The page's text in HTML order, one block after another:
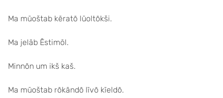
Ma mūoštab kēratõ lūoltõkši.
Ma jelāb Ēstimōl.
Minnõn um ikš kaš.
Ma mūoštab rõkāndõ līvõ kīeldõ.